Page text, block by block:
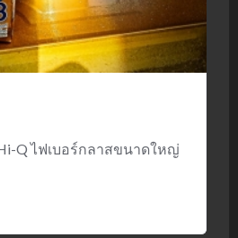
Q ไฟเบอร์กลาสขนาดใหญ่